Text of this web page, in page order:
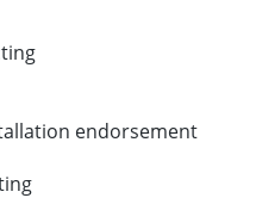
endorsement